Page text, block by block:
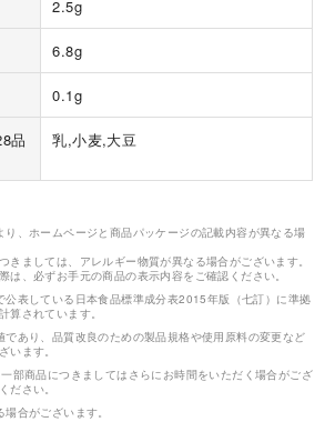
2.5g
6.8g
0.1g
品
乳,小麦,大豆
、ホームページと商品パッケージの記載内容が異なる場
ましては、アレルギー物質が異なる場合がございます。
、必ずお手元の商品の表示内容をご確認ください。
公表している日本食品標準成分表2015年版（七訂）に準拠
算されています。
あり、品質改良のための製品規格や使用原料の変更など
います。
部商品につきましてはさらにお時間をいただく場合がござ
ださい。
合がございます。